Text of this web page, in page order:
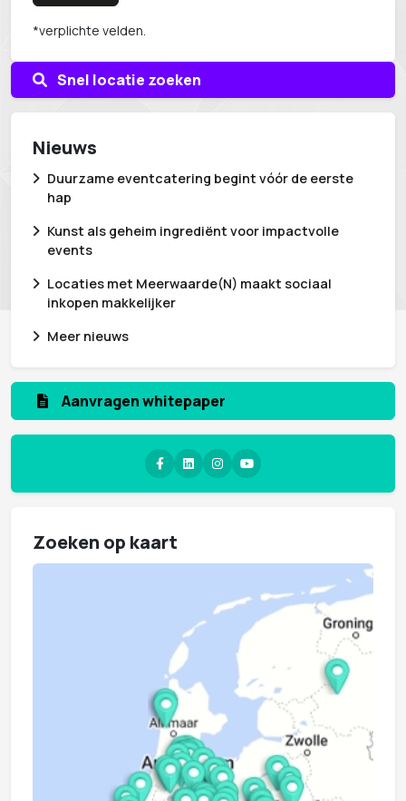
Snel locatie zoeken
Nieuws
Duurzame eventcatering begint vóór de eerste
hap
Kunst als geheim ingrediënt voor impactvolle
events
Locaties met Meerwaarde(N) maakt sociaal
inkopen makkelijker
Meer nieuws
Aanvragen whitepaper
Zoeken op kaart
*verplichte velden.